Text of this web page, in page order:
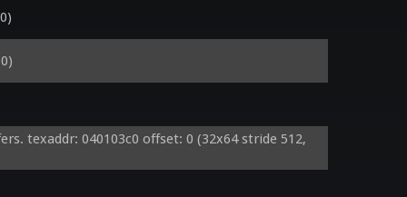
texaddr: 040103c0 offset: 0 (32x64 stride 512,